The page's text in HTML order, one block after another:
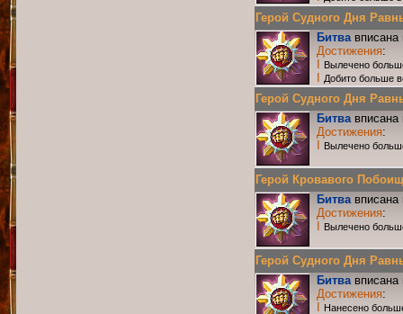
Герой Судного Дня
Битвавписана
Достижения:
Вылечено
Добито больше
Герой Судного Дня
Битвавписана
Достижения:
Вылечено
Герой Кровавого
Битвавписана
Достижения:
Вылечено
Герой Судного Дня
Битвавписана
Достижения:
Нанесено